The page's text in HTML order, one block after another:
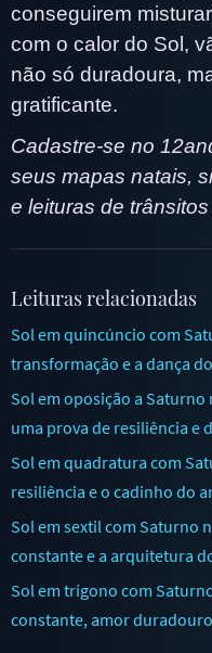
conseguirem
com o calor do Sol,
não só duradoura,
gratificante.
Cadastre-se no
seus mapas natais,
e leituras de
Leituras relacionadas
Sol em quincúncio com
transformação e a dança
Sol em oposição a
uma prova de resiliência e
Sol em quadratura com
resiliência e o cadinho do
Sol em sextil com Saturno
constante e a arquitetura
Sol em trígono com
constante, amor